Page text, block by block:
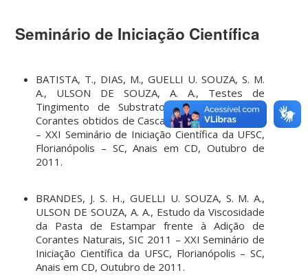
Seminário de Iniciação Científica
BATISTA, T., DIAS, M., GUELLI U. SOUZA, S. M.
A., ULSON DE SOUZA, A. A., Testes de
Tingimento de Substratos de Algodão com
Corantes obtidos de Casca de Cebola, SIC 2011
– XXI Seminário de Iniciação Científica da UFSC,
Florianópolis – SC, Anais em CD, Outubro de
2011.
BRANDES, J. S. H., GUELLI U. SOUZA, S. M. A.,
ULSON DE SOUZA, A. A., Estudo da Viscosidade
da Pasta de Estampar frente à Adição de
Corantes Naturais, SIC 2011 – XXI Seminário de
Iniciação Científica da UFSC, Florianópolis – SC,
Anais em CD, Outubro de 2011.